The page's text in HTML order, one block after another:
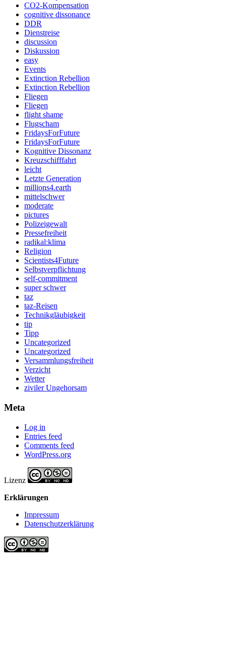
CO2-Kompensation
cognitive dissonance
DDR
Dienstreise
discussion
Diskussion
easy
Events
Extinction Rebellion
Extinction Rebellion
Fliegen
Fliegen
flight shame
Flugscham
FridaysForFuture
FridaysForFuture
Kognitive Dissonanz
Kreuzschifffahrt
leicht
Letzte Generation
millions4.earth
mittelschwer
moderate
pictures
Polizeigewalt
Pressefreiheit
radikal:klima
Religion
Scientists4Future
Selbstverpflichtung
self-commitment
super schwer
taz
taz-Reisen
Technikgläubigkeit
tip
Tipp
Uncategorized
Uncategorized
Versammlungsfreiheit
Verzicht
Wetter
ziviler Ungehorsam
Meta
Log in
Entries feed
Comments feed
WordPress.org
Lizenz
Erklärungen
Impressum
Datenschutzerklärung